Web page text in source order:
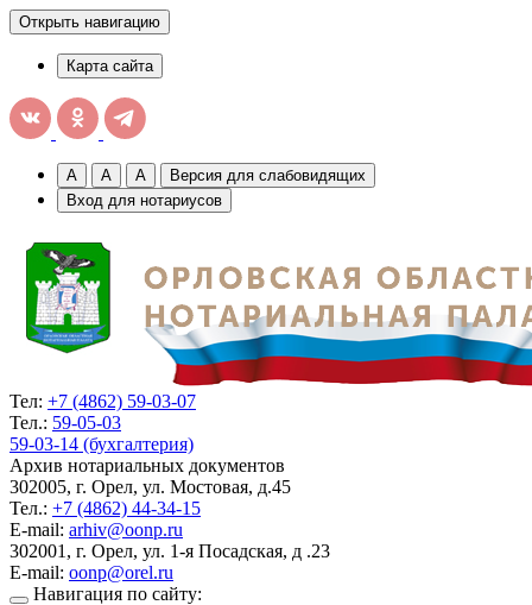
Открыть навигацию
Карта сайта
A A A
Версия для слабовидящих
Вход для нотариусов
Тел: +7 (4862) 59-03-07
Тел.: 59-05-03
59-03-14 (бухгалтерия)
Архив нотариальных документов
302005, г. Орел, ул. Мостовая, д.45
Тел.: +7 (4862) 44-34-15
E-mail: arhiv@oonp.ru
302001, г. Орел, ул. 1-я Посадская, д .23
E-mail: oonp@orel.ru
Навигация по сайту: